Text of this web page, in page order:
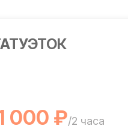
000 ₽/2 часа